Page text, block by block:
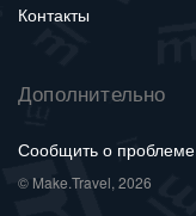
Контакты
Дополнительно
Сообщить о проблеме
© Make.Travel, 2026